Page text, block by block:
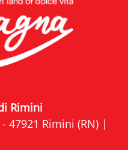
Rimini
47921 Rimini (RN) |